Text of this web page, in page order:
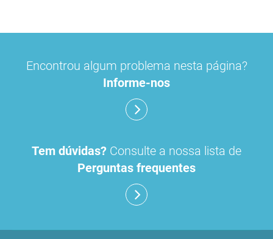
Encontrou algum problema nesta página?
Informe-nos
Tem dúvidas? Consulte a nossa lista de
Perguntas frequentes